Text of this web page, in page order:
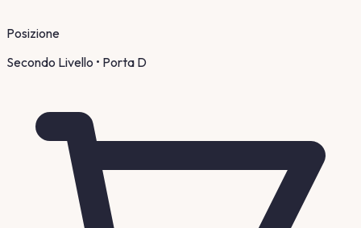
Posizione
Secondo Livello • Porta D